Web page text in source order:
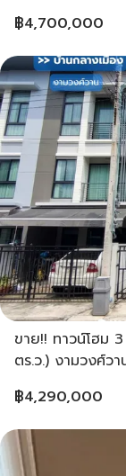
฿4,700,000
ขาย!! ทาวน์โฮม
ตร.ว.) งามวงศ์ว
฿4,290,000